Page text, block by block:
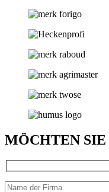
MÖCHTEN